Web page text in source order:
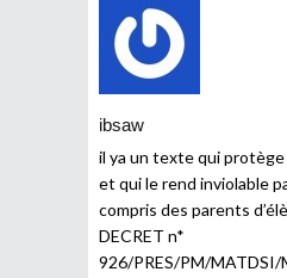
ibsaw
il ya un texte qui
et qui le rend inviolable
compris des parents
DECRET n*
926/PRES/PM/MATDSI/